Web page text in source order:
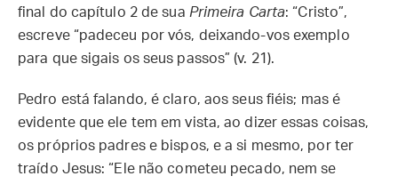
final do capítulo 2 de sua Primeira Carta: “Cristo”,
escreve “padeceu por vós, deixando-vos exemplo
para que sigais os seus passos” (v. 21).
Pedro está falando, é claro, aos seus fiéis; mas é
evidente que ele tem em vista, ao dizer essas coisas,
os próprios padres e bispos, e a si mesmo, por ter
traído Jesus: “Ele não cometeu pecado, nem se